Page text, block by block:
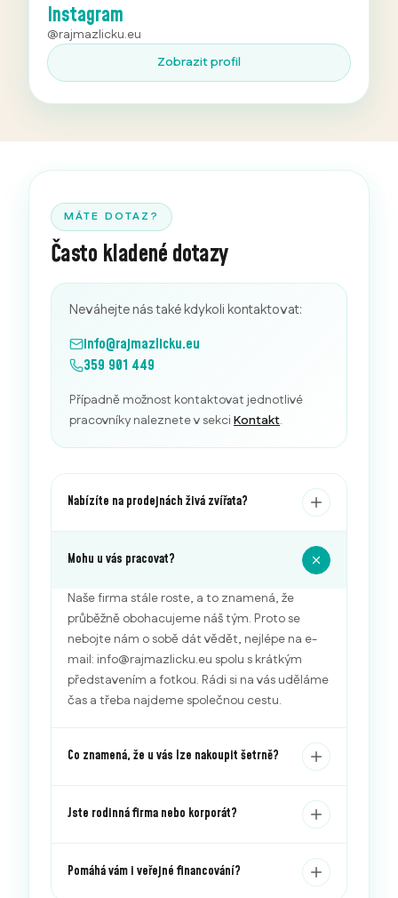
Instagram
@rajmazlicku.eu
Zobrazit profil
MÁTE DOTAZ?
Často kladené dotazy
Neváhejte nás také kdykoli kontaktovat:
info@rajmazlicku.eu
359 901 449
Případně možnost kontaktovat jednotlivé
pracovníky naleznete v sekci Kontakt.
Nabízíte na prodejnách živá zvířata?
Mohu u vás pracovat?
Naše firma stále roste, a to znamená, že
průběžně obohacujeme náš tým. Proto se
nebojte nám o sobě dát vědět, nejlépe na e-
mail: info@rajmazlicku.eu spolu s krátkým
představením a fotkou. Rádi si na vás uděláme
čas a třeba najdeme společnou cestu.
Co znamená, že u vás lze nakoupit šetrně?
Jste rodinná firma nebo korporát?
Pomáhá vám i veřejné financování?